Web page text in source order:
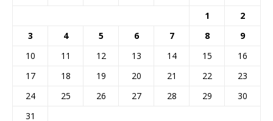
1
2
3
4 5 6 7 8
9
10
11 12 13 14 15
16
17
18 19 20 21 22
23
24
25 26 27 28 29
30
31